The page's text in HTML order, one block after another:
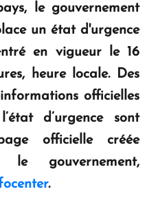
de résilience et d'avenir
d'Arménie
le gouvernement
un état d'urgence
en vigueur le 16
heure locale.
Des
officielles
d’urgence sont
officielle créée
le gouvernement,
.